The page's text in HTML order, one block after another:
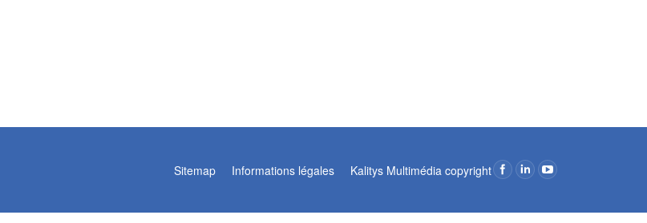
Sitemap Informations légales Kalitys Multimédia copyright